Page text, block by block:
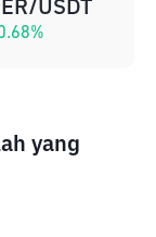
USDT
%
yang